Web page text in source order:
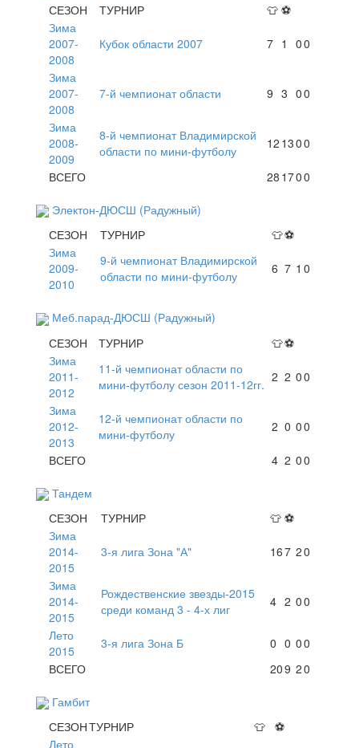
СЕЗОН
ТУРНИР 👕 ⚽
Зима
2007-
2008
Кубок области 2007 7 1 00
Зима
2007-
2008
7-й чемпионат области 9 3 00
Зима
2008-
2009
8-й чемпионат Владимирской
области по мини-футболу
12 1300
ВСЕГО 28 1700
Электон-ДЮСШ (Радужный)
СЕЗОН
ТУРНИР 👕⚽
Зима
2009-
2010
9-й чемпионат Владимирской
области по мини-футболу
6 7 1 0
Меб.парад-ДЮСШ (Радужный)
СЕЗОН
ТУРНИР 👕⚽
Зима
2011-
2012
11-й чемпионат области по
мини-футболу сезон 2011-12гг. 2 2 00
Зима
2012-
2013
12-й чемпионат области по
мини-футболу
2 0 00
ВСЕГО 4 2 00
Тандем
СЕЗОН
ТУРНИР 👕 ⚽
Зима
2014-
2015
3-я лига Зона "А" 167 20
Зима
2014-
2015
Рождественские звезды-2015
среди команд 3 - 4-х лиг
4 2 00
Лето
2015
3-я лига Зона Б 0 0 00
ВСЕГО
209 20
Гамбит
СЕЗОНТУРНИР 👕 ⚽
Лето